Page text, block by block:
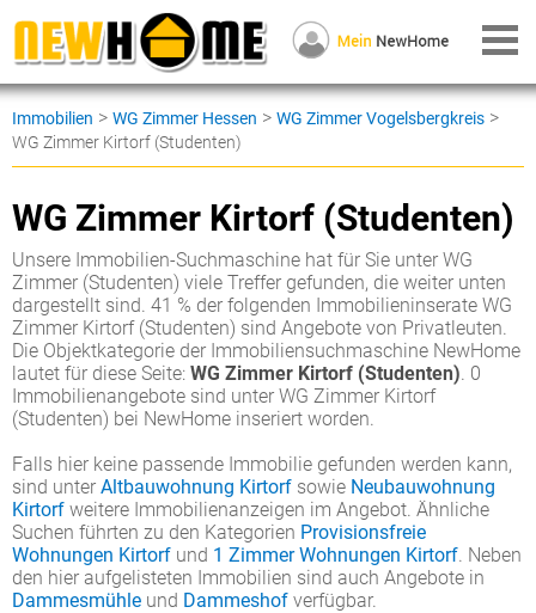
Immobilien > WG Zimmer Hessen > WG Zimmer Vogelsbergkreis >
WG Zimmer Kirtorf (Studenten)
WG Zimmer Kirtorf (Studenten)
Unsere Immobilien-Suchmaschine hat für Sie unter WG
Zimmer (Studenten) viele Treffer gefunden, die weiter unten
dargestellt sind. 41 % der folgenden Immobilieninserate WG
Zimmer Kirtorf (Studenten) sind Angebote von Privatleuten.
Die Objektkategorie der Immobiliensuchmaschine NewHome
lautet für diese Seite: WG Zimmer Kirtorf (Studenten). 0
Immobilienangebote sind unter WG Zimmer Kirtorf
(Studenten) bei NewHome inseriert worden.
Falls hier keine passende Immobilie gefunden werden kann,
sind unter Altbauwohnung Kirtorf sowie Neubauwohnung
Kirtorf weitere Immobilienanzeigen im Angebot. Ähnliche
Suchen führten zu den Kategorien Provisionsfreie
Wohnungen Kirtorf und 1 Zimmer Wohnungen Kirtorf. Neben
den hier aufgelisteten Immobilien sind auch Angebote in
Dammesmühle und Dammeshof verfügbar.